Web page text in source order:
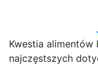
Kwestia
najczęstszych